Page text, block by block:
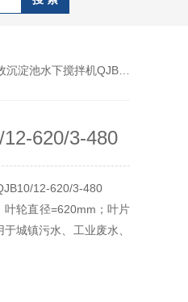
池水下搅拌机QJB10/12-620/3-480
620/3-480
12-620/3-480
叶轮直径=620mm；叶片
城镇污水、工业废水、